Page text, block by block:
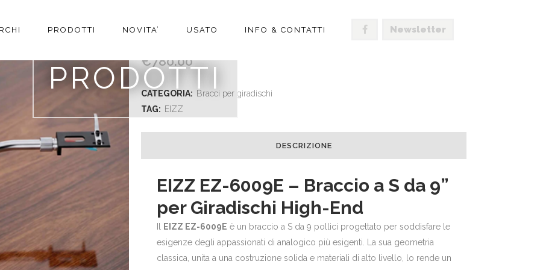
Newsletter
PRODOTTI NOVITA’ USATO INFO & CONTATTI
PRODOTTI
€780.00
CATEGORIA: Bracci per giradischi
TAG: EIZZ
DESCRIZIONE
EIZZ EZ-6009E – Braccio a S da 9”
per Giradischi High-End
EIZZ EZ-6009E è un braccio a S da 9 pollici progettato per soddisfare le
esigenze degli appassionati di analogico più esigenti. La sua geometria
classica, unita a una costruzione solida e materiali di alto livello, lo rende un